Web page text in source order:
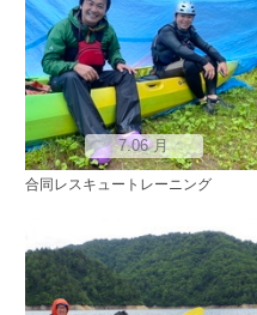
7.06 月
合同レスキュートレーニング